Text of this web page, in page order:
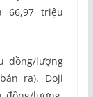
66,97 triệu
đồng/lượng
ra). Doji